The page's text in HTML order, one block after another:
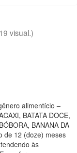
visual.)
alimentício –
BATATA DOCE,
BANANA DA
de 12 (doze) meses
às